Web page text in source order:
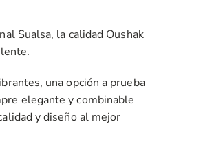
Sualsa, la calidad Oushak
una opción a prueba
elegante y combinable
y diseño al mejor